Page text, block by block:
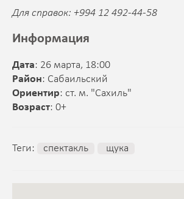
Для справок: +994 12 492-44-58
Информация
Дата: 26 марта, 18:00
Район: Сабаильский
Ориентир: ст. м. "Сахиль"
Возраст: 0+
Теги: спектакль щука